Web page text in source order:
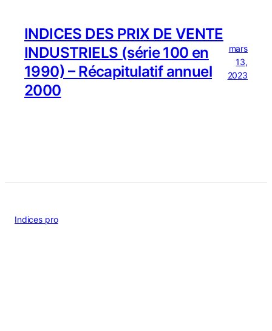
INDICES DES PRIX DE VENTE
INDUSTRIELS (série 100 en
1990) – Récapitulatif annuel
2000
mars
13,
2023
Indices pro